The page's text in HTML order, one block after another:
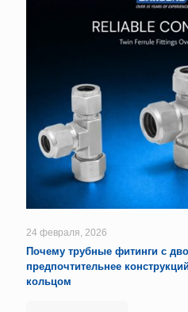
24 февраля, 2026
Почему трубные фитинги с
предпочтительнее
кольцом